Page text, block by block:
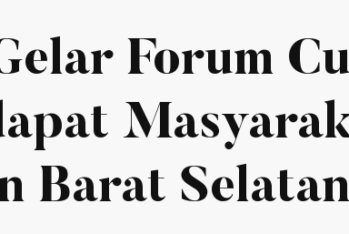
Forum
Barat